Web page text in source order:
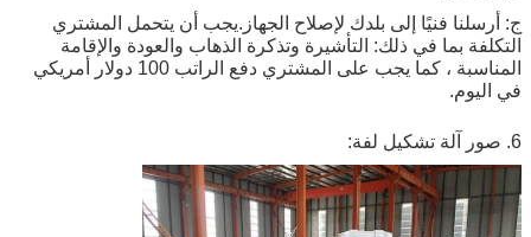
ج: أرسلنا فنيًا إلى بلدك لإصلاح الجهاز.يجب أن يتحمل المشتري
التكلفة بما في ذلك: التأشيرة وتذكرة الذهاب والعودة والإقامة
المناسبة ، كما يجب على المشتري دفع الراتب 100 دولار أمريكي
في اليوم.
6. صور آلة تشكيل لفة: